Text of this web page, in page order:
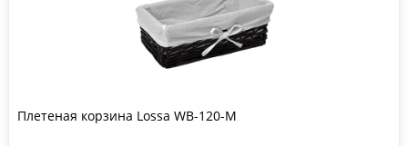
Плетеная корзина Lossa WB-120-M